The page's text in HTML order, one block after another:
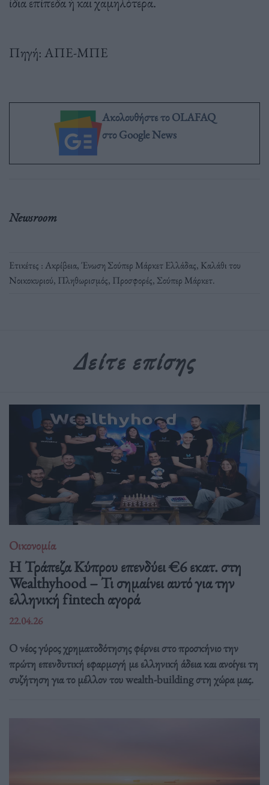
Πηγή: ΑΠΕ-ΜΠΕ
Ακολουθήστε το OLAFAQ
στο Google News
Newsroom
Ετικέτες :Ακρίβεια,Ένωση Σούπερ Μάρκετ Ελλάδας, Καλάθι του
Νοικοκυριού, Πληθωρισμός, Προσφορές, Σούπερ Μάρκετ.
Δείτε επίσης
Οικονομία
Η Τράπεζα Κύπρου επενδύει €6 εκατ. στη
Wealthyhood – Τι σημαίνει αυτό για την
ελληνική fintech αγορά
22.04.26
Ο νέος γύρος χρηματοδότησης φέρνει στο προσκήνιο την
πρώτη επενδυτική εφαρμογή με ελληνική άδεια και ανοίγει τη
συζήτηση για το μέλλον του wealth-building στη χώρα μας.